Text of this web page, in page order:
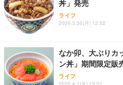
丼」発売
ライフ
2020.3.30(月) 12:52
なか卯、大ぶりカ
ン丼」期間限定販
ライフ
2020.4.1(水) 15:01